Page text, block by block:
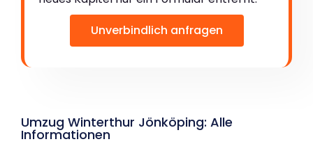
Unverbindlich anfragen
Umzug Winterthur Jönköping: Alle
Informationen